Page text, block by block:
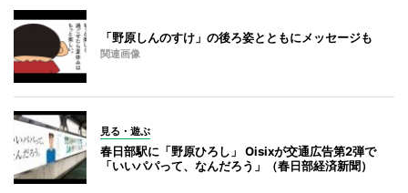
「野原しんのすけ」の後ろ姿とともにメッセージも
関連画像
見る・遊ぶ
春日部駅に「野原ひろし」 Oisixが交通広告第2弾で
「いいパパって、なんだろう」（春日部経済新聞）